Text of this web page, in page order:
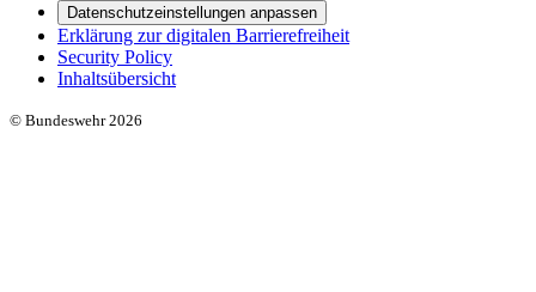
Datenschutzeinstellungen anpassen
Erklärung zur digitalen Barrierefreiheit
Security Policy
Inhaltsübersicht
© Bundeswehr 2026